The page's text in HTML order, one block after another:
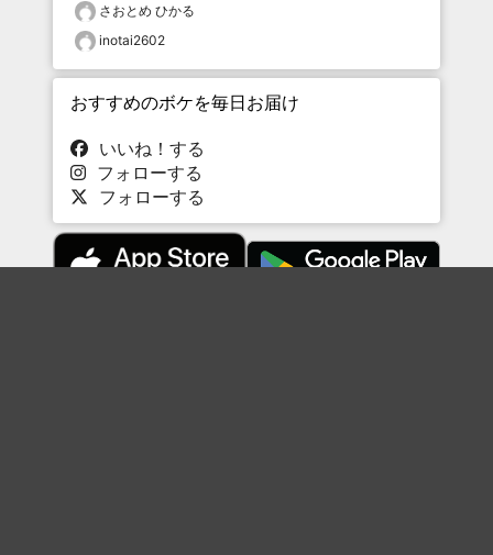
さおとめ ひかる
inotai2602
おすすめのボケを毎日お届け
いいね！する
フォローする
フォローする